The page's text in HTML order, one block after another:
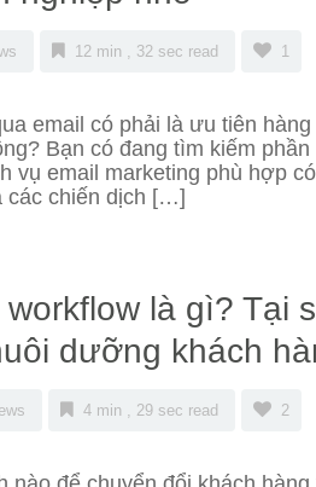
12 min , 32 sec read 1
email có phải là ưu tiên
Bạn có đang tìm kiếm
vụ email marketing phù hợp
các chiến dịch […]
workflow là gì? Tại
dưỡng khách
4 min , 29 sec read 2